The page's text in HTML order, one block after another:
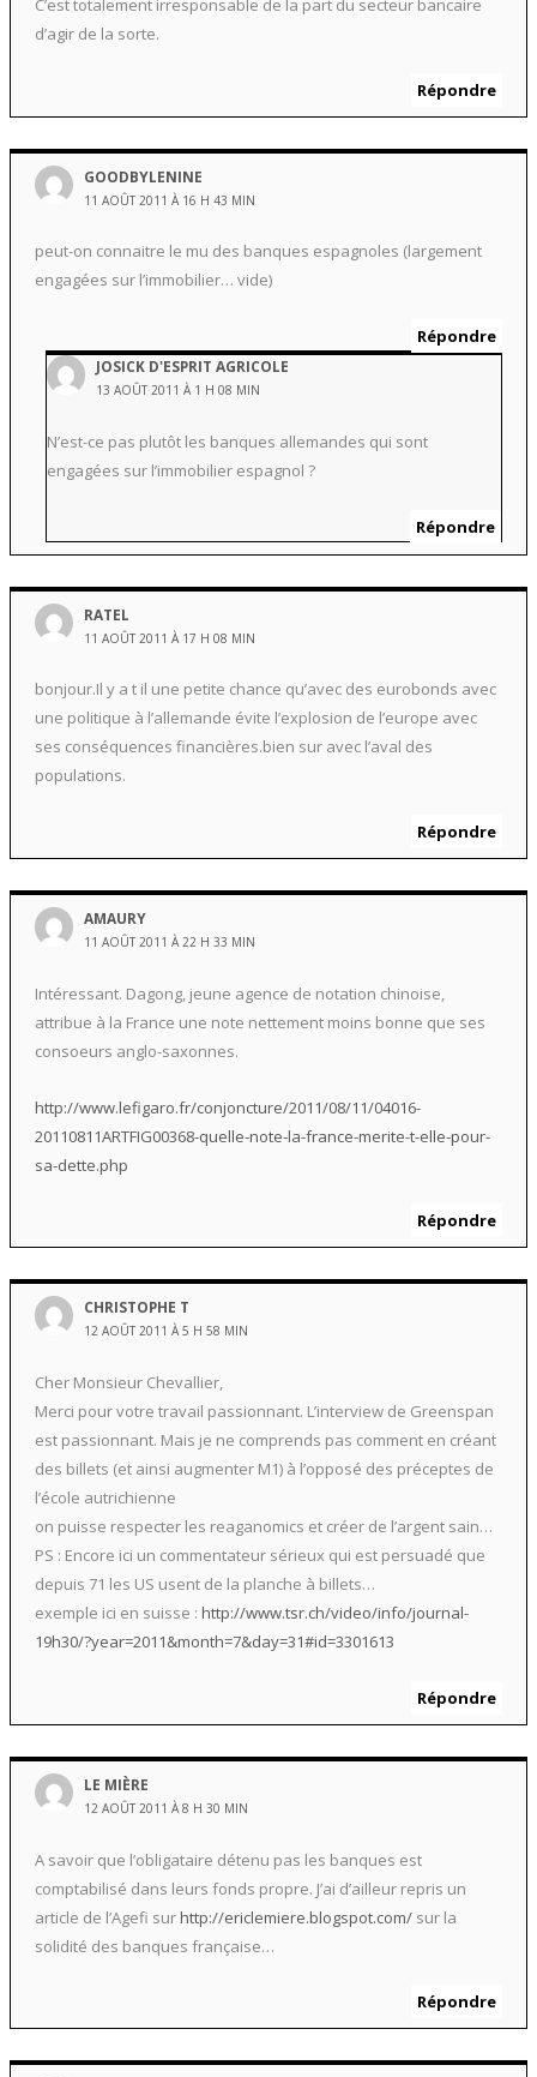
C’est totalement irresponsable de la part du secteur bancaire
d’agir de la sorte.
Répondre
GOODBYLENINE
11 AOÛT 2011 À 16 H 43 MIN
peut-on connaitre le mu des banques espagnoles (largement
engagées sur l’immobilier… vide)
Répondre
JOSICK D'ESPRIT AGRICOLE
13 AOÛT 2011 À 1 H 08 MIN
N’est-ce pas plutôt les banques allemandes qui sont
engagées sur l’immobilier espagnol ?
Répondre
RATEL
11 AOÛT 2011 À 17 H 08 MIN
bonjour.Il y a t il une petite chance qu’avec des eurobonds avec
une politique à l’allemande évite l’explosion de l’europe avec
ses conséquences financières.bien sur avec l’aval des
populations.
Répondre
AMAURY
11 AOÛT 2011 À 22 H 33 MIN
Intéressant. Dagong, jeune agence de notation chinoise,
attribue à la France une note nettement moins bonne que ses
consoeurs anglo-saxonnes.
http://www.lefigaro.fr/conjoncture/2011/08/11/04016-
20110811ARTFIG00368-quelle-note-la-france-merite-t-elle-pour-
sa-dette.php
Répondre
CHRISTOPHE T
12 AOÛT 2011 À 5 H 58 MIN
Cher Monsieur Chevallier,
Merci pour votre travail passionnant. L’interview de Greenspan
est passionnant. Mais je ne comprends pas comment en créant
des billets (et ainsi augmenter M1) à l’opposé des préceptes de
l’école autrichienne
on puisse respecter les reaganomics et créer de l’argent sain…
PS : Encore ici un commentateur sérieux qui est persuadé que
depuis 71 les US usent de la planche à billets…
exemple ici en suisse : http://www.tsr.ch/video/info/journal-
19h30/?year=2011&month=7&day=31#id=3301613
Répondre
LE MIÈRE
12 AOÛT 2011 À 8 H 30 MIN
A savoir que l’obligataire détenu pas les banques est
comptabilisé dans leurs fonds propre. J’ai d’ailleur repris un
article de l’Agefi surhttp://ericlemiere.blogspot.com/sur la
solidité des banques française…
Répondre